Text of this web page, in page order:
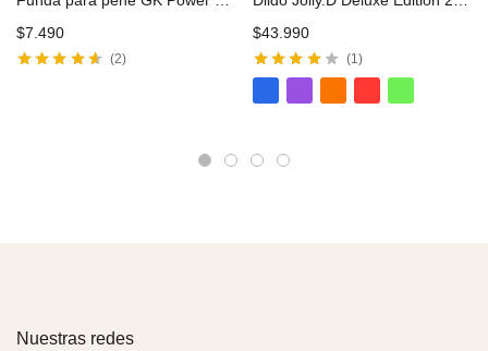
$7.490
2
$43.990
Valorado
1
Nuestras redes